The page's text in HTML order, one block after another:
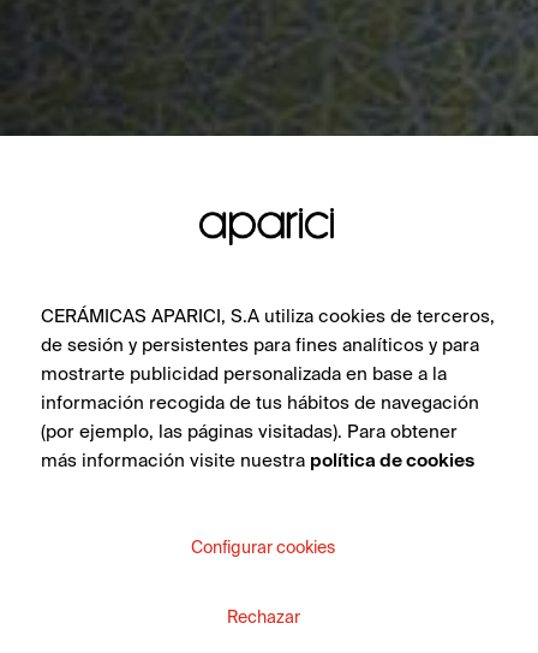
CERÁMICAS APARICI, S.A utiliza cookies de terceros,
de sesión y persistentes para fines analíticos y para
mostrarte publicidad personalizada en base a la
información recogida de tus hábitos de navegación
(por ejemplo, las páginas visitadas). Para obtener
más información visite nuestra política de cookies
Configurar cookies
Rechazar